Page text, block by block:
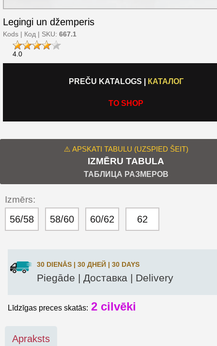
Legingi un džemperis
Kods | Код | SKU: 667.1
4.0
PREČU KATALOGS КАТАЛОГ
TO SHOP
⚠️ APSKATI TABULU (UZSPIED ŠEIT)
IZMĒRU TABULA
ТАБЛИЦА РАЗМЕРОВ
Izmērs:
56/58 58/60 60/62 62
30 DIENĀS | 30 ДНЕЙ | 30 DAYS
Piegāde | Доставка | Delivery
Līdzīgas preces skatās: 2 cilvēki
Apraksts